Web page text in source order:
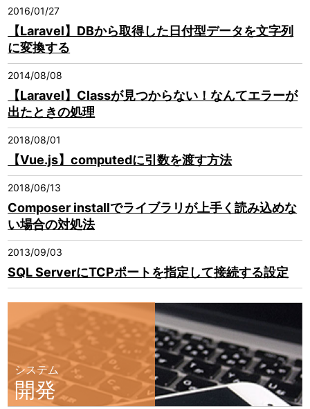
2016/01/27
【Laravel】DBから取得した日付型データを文字列
に変換する
2014/08/08
【Laravel】Classが見つからない！なんてエラーが
出たときの処理
2018/08/01
【Vue.js】computedに引数を渡す方法
2018/06/13
Composer installでライブラリが上手く読み込めな
い場合の対処法
2013/09/03
SQL ServerにTCPポートを指定して接続する設定
システム
開発